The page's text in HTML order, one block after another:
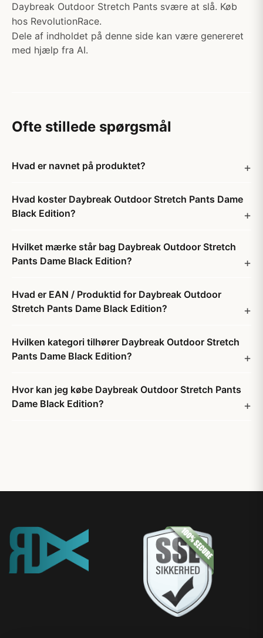
Daybreak Outdoor Stretch Pants svære at slå. Køb
hos RevolutionRace.
Dele af indholdet på denne side kan være genereret
med hjælp fra AI.
Ofte stillede spørgsmål
Hvad er navnet på produktet?
Hvad koster Daybreak Outdoor Stretch Pants Dame
Black Edition?
Hvilket mærke står bag Daybreak Outdoor Stretch
Pants Dame Black Edition?
Hvad er EAN / Produktid for Daybreak Outdoor
Stretch Pants Dame Black Edition?
Hvilken kategori tilhører Daybreak Outdoor Stretch
Pants Dame Black Edition?
Hvor kan jeg købe Daybreak Outdoor Stretch Pants
Dame Black Edition?